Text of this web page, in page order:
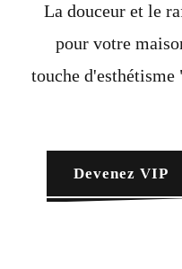
La douceur et le
pour votre
touche
Devenez VIP